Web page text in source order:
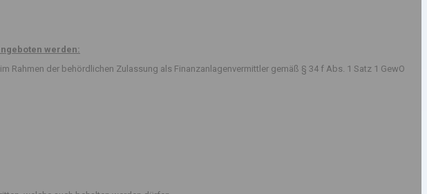
werden:
der behördlichen Zulassung als Finanzanlagenvermittler gemäß § 34 f Abs. 1 Satz 1 GewO